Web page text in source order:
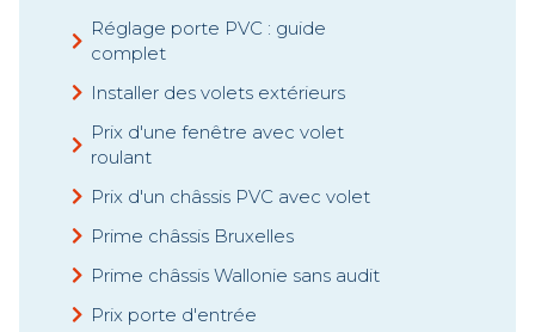
Réglage porte PVC : guide
complet
Installer des volets extérieurs
Prix d'une fenêtre avec volet
roulant
Prix d'un châssis PVC avec volet
Prime châssis Bruxelles
Prime châssis Wallonie sans audit
Prix porte d'entrée